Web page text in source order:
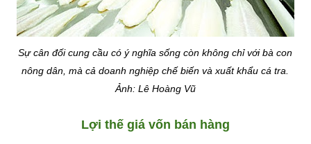
Sự cân đối cung cầu có ý nghĩa sống còn không chỉ với bà con
nông dân, mà cả doanh nghiệp chế biến và xuất khẩu cá tra.
Ảnh: Lê Hoàng Vũ
Lợi thế giá vốn bán hàng